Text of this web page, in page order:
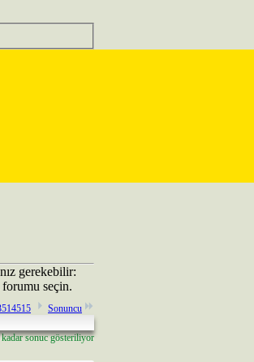
gerekebilir:
seçin.
514515
Sonuncu
sonuc gösteriliyor